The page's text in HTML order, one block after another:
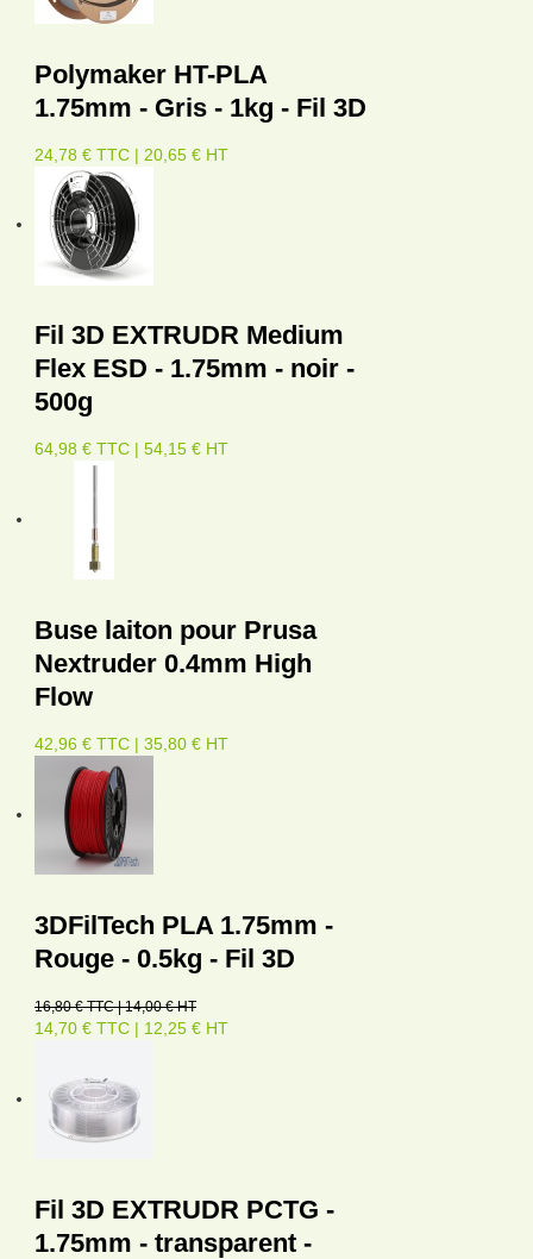
Polymaker HT-PLA
1.75mm - Gris - 1kg - Fil 3D
24,78 € TTC | 20,65 € HT
Fil 3D EXTRUDR Medium
Flex ESD - 1.75mm - noir -
500g
64,98 € TTC | 54,15 € HT
Buse laiton pour Prusa
Nextruder 0.4mm High
Flow
42,96 € TTC | 35,80 € HT
3DFilTech PLA 1.75mm -
Rouge - 0.5kg - Fil 3D
16,80 € TTC | 14,00 € HT
14,70 € TTC | 12,25 € HT
Fil 3D EXTRUDR PCTG -
1.75mm - transparent -